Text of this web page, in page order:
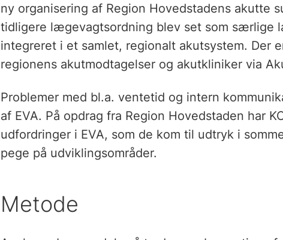
ny organisering af Region Hovedstadens akutte
tidligere lægevagtsordning blev set som særlige
integreret i et samlet, regionalt akutsystem. Der
regionens akutmodtagelser og akutkliniker via
Problemer med bl.a. ventetid og intern
af EVA. På opdrag fra Region Hovedstaden har
udfordringer i EVA, som de kom til udtryk i
pege på udviklingsområder.
Metode